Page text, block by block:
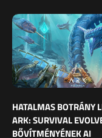
HATALMAS BOTRÁNY
ARK: SURVIVAL
BŐVÍTMÉNYÉNEK AI